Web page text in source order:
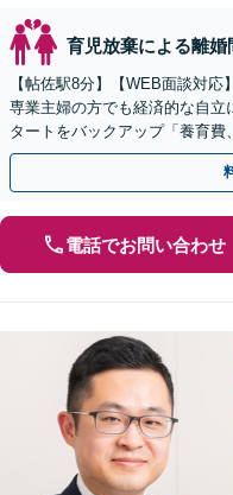
育児放棄による離婚
【帖佐駅8分】【WEB面談対応
専業主婦の方でも経済的な自
タートをバックアップ「養育
経営者特有の離婚問題に対応【
電話でお問い合わせ